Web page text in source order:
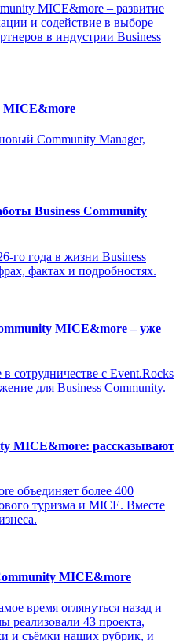
MICE&more – развитие
и содействие в выборе
в индустрии Business
MICE&more
Community Manager,
Business Community
го года в жизни Business
фактах и подробностях.
MICE&more – уже
сотрудничестве с Event.Rocks
для Business Community.
MICE&more: рассказывают
объединяет более 400
туризма и MICE. Вместе
MICE&more
время оглянуться назад и
реализовали 43 проекта,
и съёмки наших рубрик, и